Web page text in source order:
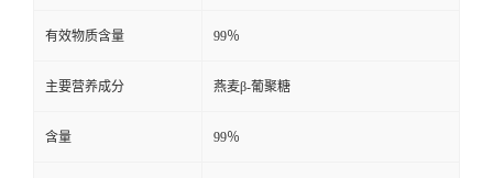
有效物质含量 99％
主要营养成分 燕麦β-葡聚糖
含量 99％